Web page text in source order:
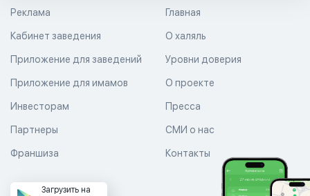
Главная
О халяль
Уровни доверия
Реклама
Кабинет заведения
Приложение для заведений
Приложение для имамов О проекте
Пресса
СМИ о нас
Контакты
Инвесторам
Партнеры
Франшиза
Загрузить на